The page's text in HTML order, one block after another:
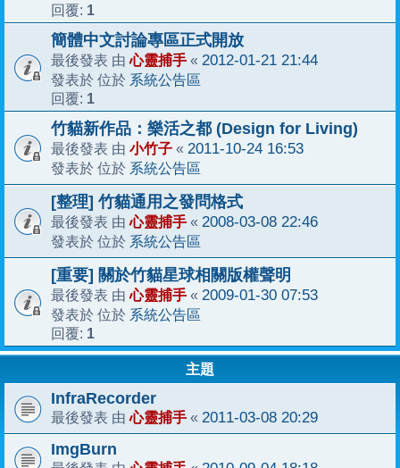
回覆: 1
簡體中文討論專區正式開放
最後發表 由心靈捕手 « 2012-01-21 21:44
發表於 位於 系統公告區
回覆: 1
竹貓新作品：樂活之都 (Design for Living)
最後發表 由 小竹子 « 2011-10-24 16:53
發表於 位於 系統公告區
[整理] 竹貓通用之發問格式
最後發表 由心靈捕手 « 2008-03-08 22:46
發表於 位於 系統公告區
[重要] 關於竹貓星球相關版權聲明
最後發表 由心靈捕手 « 2009-01-30 07:53
發表於 位於 系統公告區
回覆: 1
主題
InfraRecorder
最後發表 由心靈捕手 « 2011-03-08 20:29
ImgBurn